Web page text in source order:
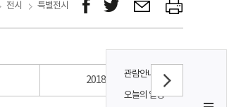
관람안내
오늘의 일정
전시 특별전시
2018